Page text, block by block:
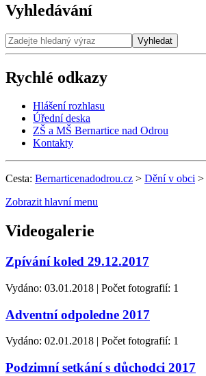
Vyhledávání
Vyhledat
Rychlé odkazy
Hlášení rozhlasu
Úřední deska
ZŠ a MŠ Bernartice nad Odrou
Kontakty
Cesta: Bernarticenadodrou.cz > Dění v obci >
Zobrazit hlavní menu
Videogalerie
Zpívání koled 29.12.2017
Vydáno: 03.01.2018 | Počet fotografií: 1
Adventní odpoledne 2017
Vydáno: 02.01.2018 | Počet fotografií: 1
Podzimní setkání s důchodci 2017